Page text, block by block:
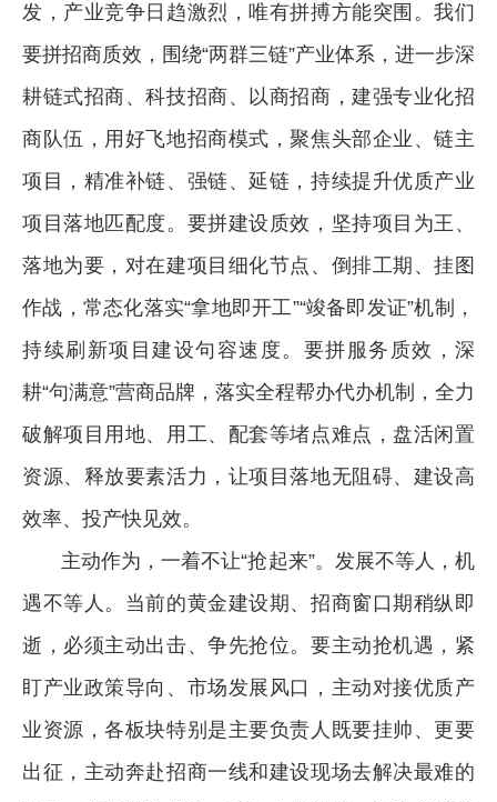
发，产业竞争日趋激烈，唯有拼搏方能突围。我们
要拼招商质效，围绕“两群三链”产业体系，进一步深
耕链式招商、科技招商、以商招商，建强专业化招
商队伍，用好飞地招商模式，聚焦头部企业、链主
项目，精准补链、强链、延链，持续提升优质产业
项目落地匹配度。要拼建设质效，坚持项目为王、
落地为要，对在建项目细化节点、倒排工期、挂图
作战，常态化落实“拿地即开工”“竣备即发证”机制，
持续刷新项目建设句容速度。要拼服务质效，深
耕“句满意”营商品牌，落实全程帮办代办机制，全力
破解项目用地、用工、配套等堵点难点，盘活闲置
资源、释放要素活力，让项目落地无阻碍、建设高
效率、投产快见效。
主动作为，一着不让“抢起来”。发展不等人，机
遇不等人。当前的黄金建设期、招商窗口期稍纵即
逝，必须主动出击、争先抢位。要主动抢机遇，紧
盯产业政策导向、市场发展风口，主动对接优质产
业资源，各板块特别是主要负责人既要挂帅、更要
出征，主动奔赴招商一线和建设现场去解决最难的